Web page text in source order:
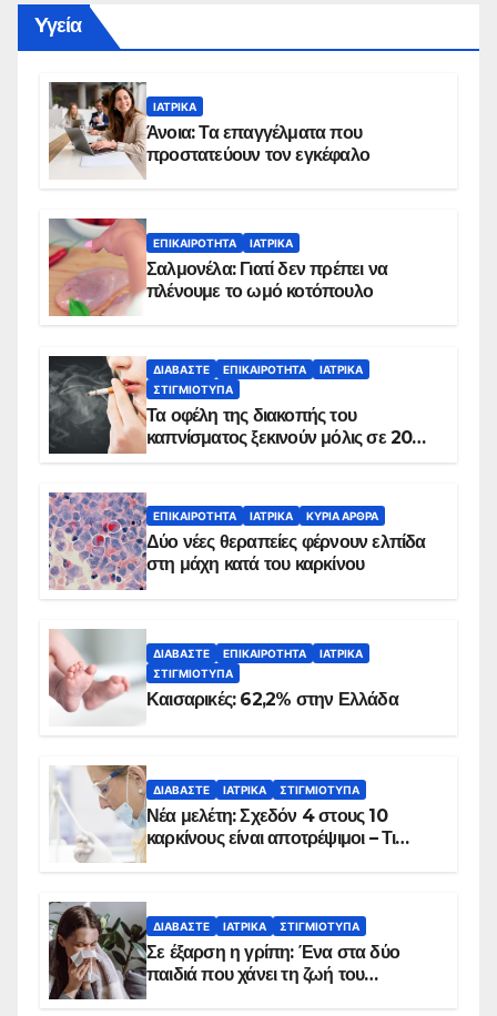
Yγεία
ΙΑΤΡΙΚΆ
Άνοια: Τα επαγγέλματα που
προστατεύουν τον εγκέφαλο
ΕΠΙΚΑΙΡΌΤΗΤΑ ΙΑΤΡΙΚΆ
Σαλμονέλα: Γιατί δεν πρέπει να
πλένουμε το ωμό κοτόπουλο
ΔΙΑΒΆΣΤΕ ΕΠΙΚΑΙΡΌΤΗΤΑ
ΙΑΤΡΙΚΆ
ΣΤΙΓΜΙΌΤΥΠΑ
Τα οφέλη της διακοπής του
καπνίσματος ξεκινούν μόλις σε 20
ΕΠΙΚΑΙΡΌΤΗΤΑ ΙΑΤΡΙΚΆ ΚΥΡΙΑ ΑΡΘΡΑ
Δύο νέες θεραπείες φέρνουν ελπίδα
στη μάχη κατά του καρκίνου
ΔΙΑΒΆΣΤΕ ΕΠΙΚΑΙΡΌΤΗΤΑ
ΙΑΤΡΙΚΆ
ΣΤΙΓΜΙΌΤΥΠΑ
Καισαρικές: 62,2% στην Ελλάδα
ΔΙΑΒΆΣΤΕ ΙΑΤΡΙΚΆ ΣΤΙΓΜΙΌΤΥΠΑ
Νέα μελέτη: Σχεδόν 4 στους 10
καρκίνους είναι αποτρέψιμοι – Τι
ΔΙΑΒΆΣΤΕ ΙΑΤΡΙΚΆ ΣΤΙΓΜΙΌΤΥΠΑ
Σε έξαρση η γρίπη: Ένα στα δύο
παιδιά που χάνει τη ζωή του